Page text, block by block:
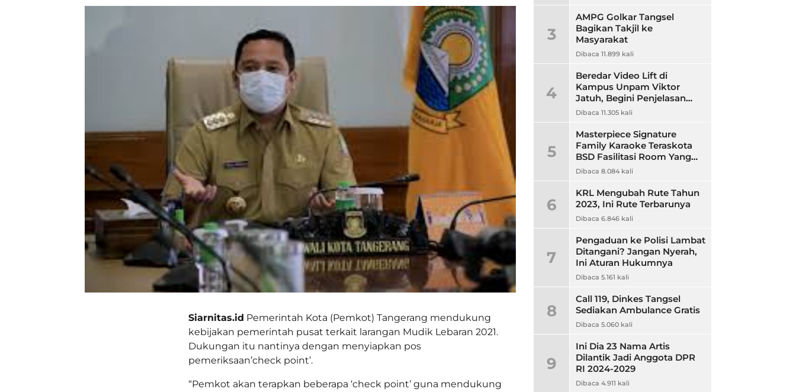
Siarnitas.id Pemerintah Kota (Pemkot) Tangerang mendukung
kebijakan pemerintah pusat terkait larangan Mudik Lebaran 2021.
Dukungan itu nantinya dengan menyiapkan pos
pemeriksaan’check point’.
“Pemkot akan terapkan beberapa ‘check point’ guna mendukung
3
AMPG Golkar Tangsel
Bagikan Takjil ke
Masyarakat
Dibaca 11.899 kali
4
Beredar Video Lift di
Kampus Unpam Viktor
Jatuh, Begini Penjelasan
Rektor Unpam
Dibaca 11.305 kali
5
Masterpiece Signature
Family Karaoke Teraskota
BSD Fasilitasi Room Yang
Nyaman dan Harga
Dibaca 8.084 kali
6
KRL Mengubah Rute Tahun
2023, Ini Rute Terbarunya
Dibaca 6.846 kali
7
Pengaduan ke Polisi Lambat
Ditangani? Jangan Nyerah,
Ini Aturan Hukumnya
Dibaca 5.161 kali
8
Call 119, Dinkes Tangsel
Sediakan Ambulance Gratis
Dibaca 5.060 kali
9
Ini Dia 23 Nama Artis
Dilantik Jadi Anggota DPR
RI 2024-2029
Dibaca 4.911 kali